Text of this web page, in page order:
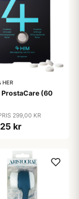
HER
ProstaCare (60
299,00 KR
kr